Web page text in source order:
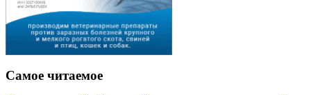
Самое читаемое